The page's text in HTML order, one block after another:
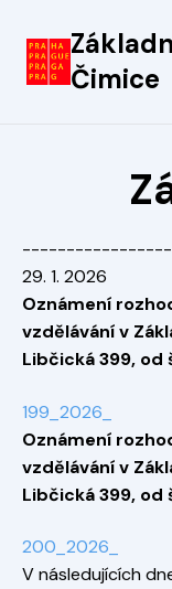
Čimice
29. 1. 2026
Oznámení
vzdělávání v
Libčická 399, od
199_2026_
Oznámení
vzdělávání v
Libčická 399, od
200_2026_
V následujících